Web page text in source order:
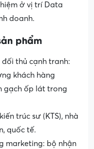
ở vị trí Data
doanh.
phẩm
thủ cạnh tranh:
khách hàng
gạch ốp lát trong
trúc sư (KTS), nhà
quốc tế.
marketing: bộ nhận